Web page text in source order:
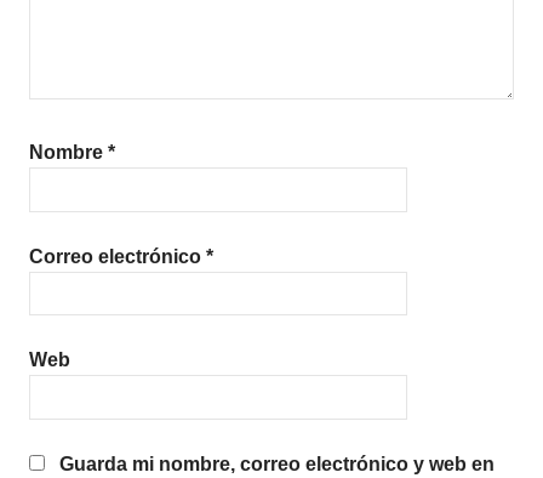
Nombre *
Correo electrónico *
Web
Guarda mi nombre, correo electrónico y web en